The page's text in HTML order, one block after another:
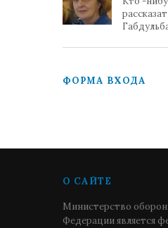
ФОРМА ВХОДА
О САЙТЕ
Министерство
Федерации является